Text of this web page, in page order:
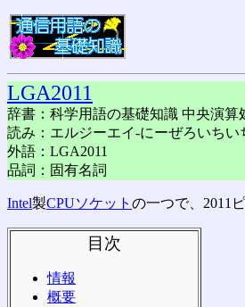
LGA2011
辞書：科学用語の基礎知識 中央演算
読み：エルジーエイ-にーぜろいちい
外語：LGA2011
品詞：固有名詞
Intel製CPUソケット の一つで、2011
目次
情報
概要